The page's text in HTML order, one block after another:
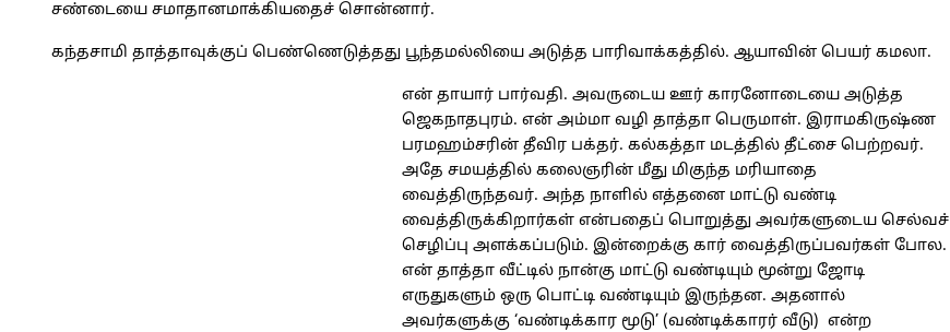
சண்டையை சமாதானமாக்கியதைச் சொன்னார்.
கந்தசாமி தாத்தாவுக்குப் பெண்ணெடுத்தது பூந்தமல்லியை அடுத்த பாரிவாக்கத்தில். ஆயாவின் பெயர் கமலா.
என் தாயார் பார்வதி. அவருடைய ஊர் காரனோடையை அடுத்த
ஜெகநாதபுரம். என் அம்மா வழி தாத்தா பெருமாள். இராமகிருஷ்ண
பரமஹம்சரின் தீவிர பக்தர். கல்கத்தா மடத்தில் தீட்சை பெற்றவர்.
அதே சமயத்தில் கலைஞரின் மீது மிகுந்த மரியாதை
வைத்திருந்தவர். அந்த நாளில் எத்தனை மாட்டு வண்டி
வைத்திருக்கிறார்கள் என்பதைப் பொறுத்து அவர்களுடைய செல்வச்
செழிப்பு அளக்கப்படும். இன்றைக்கு கார் வைத்திருப்பவர்கள் போல.
என் தாத்தா வீட்டில் நான்கு மாட்டு வண்டியும் மூன்று ஜோடி
எருதுகளும் ஒரு பொட்டி வண்டியும் இருந்தன. அதனால்
அவர்களுக்கு ‘வண்டிக்கார மூடு’ (வண்டிக்காரர் வீடு) என்ற